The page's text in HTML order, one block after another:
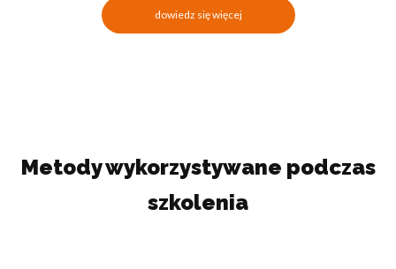
dowiedz się więcej
Metody wykorzystywane podczas
szkolenia